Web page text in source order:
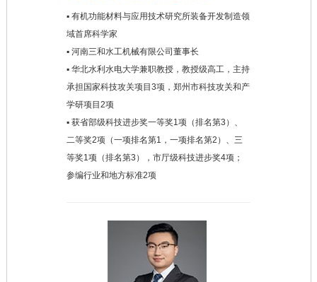
▪ 有机功能材料与应用技术研究所装备开发制造领
域首席科学家
▪ 河南三和水工机械有限公司董事长
▪ 华北水利水电大学兼职教授，教授级高工，主持
承担国家科技攻关项目3项，郑州市科技攻关和产
学研项目2项
▪ 获省部级科技进步奖一等奖1项（排名第3）、
二等奖2项（一项排名第1，一项排名第2）、三
等奖1项（排名第3），市厅级科技进步奖4项；
参编行业和地方标准2项